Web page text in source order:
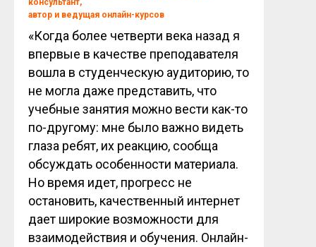
консультант,
автор и ведущая онлайн-курсов
«Когда более четверти века назад я
впервые в качестве преподавателя
вошла в студенческую аудиторию, то
не могла даже представить, что
учебные занятия можно вести как-то
по-другому: мне было важно видеть
глаза ребят, их реакцию, сообща
обсуждать особенности материала.
Но время идет, прогресс не
остановить, качественный интернет
дает широкие возможности для
взаимодействия и обучения. Онлайн-